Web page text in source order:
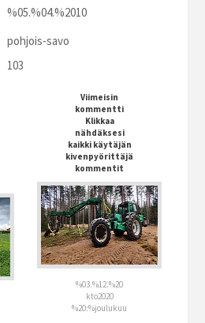
%05.%04.%2010
pohjois-savo
103
Viimeisin
kommentti
Klikkaa
nähdäksesi
kaikki käytäjän
kivenpyörittäjä
kommentit
%03.%12.%20
kto2020
%20:%joulukuu